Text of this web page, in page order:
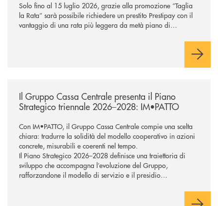
Solo fino al 15 luglio 2026, grazie alla promozione “Taglia
la Rata” sarà possibile richiedere un prestito Prestipay con il
vantaggio di una rata più leggera da metà piano di
Il Gruppo Cassa Centrale presenta il Piano
Strategico triennale 2026–2028: IM•PATTO
Con IM•PATTO, il Gruppo Cassa Centrale compie una scelta
chiara: tradurre la solidità del modello cooperativo in azioni
concrete, misurabili e coerenti nel tempo.
Il Piano Strategico 2026–2028 definisce una traiettoria di
sviluppo che accompagna l’evoluzione del Gruppo,
rafforzandone il modello di servizio e il presidio